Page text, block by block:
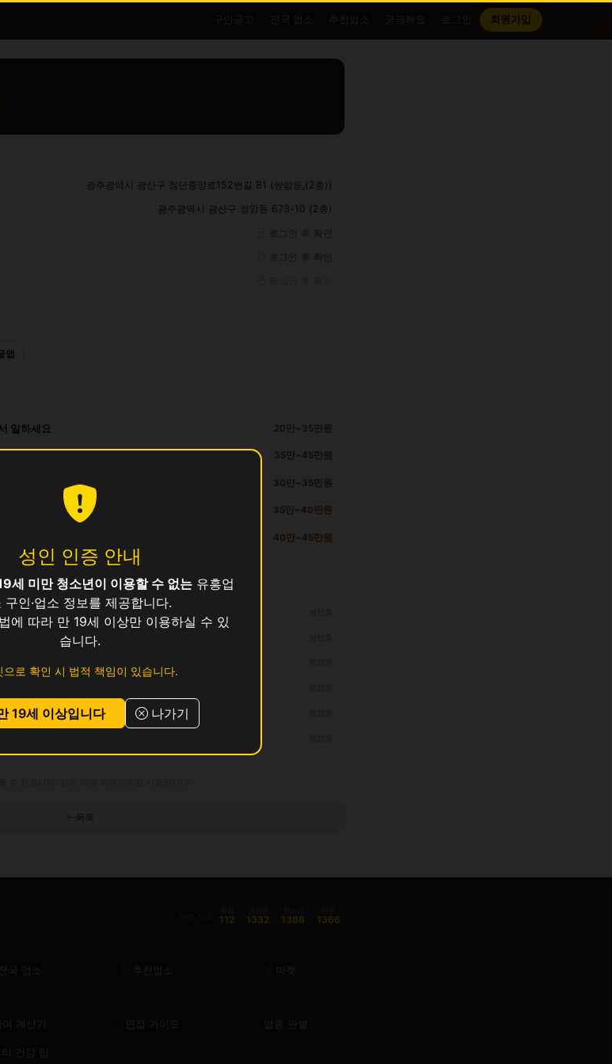
구인공고 전국 업소 추천업소 궁금해요 회원가입
성인 인증 안내
세 미만 청소년이 이용할 수 없는 유흥업
구인·업소 정보를 제공합니다.
에 따라 만 19세 이상만 이용하실 수 있
습니다.
으로 확인 시 법적 책임이 있습니다.
19세 이상입니다 나가기
광주광역시 광산구 첨단중앙로152번길 81 (쌍암동,(2층))
광주광역시 광산구 쌍암동 673-10 (2층)
로그인 후 확인
로그인 후 확인
맵
일하세요 20만~35만원
곳에서 일하세요 35만~45만원
공, 지방 출신 환영 30만~35만원
원 모집 35만~40만원
· 높은 팁 40만~45만원
112 1332 1388 1366
전국 업소 추천업소 마켓
여 계산기 면접 가이드 업종 판별
티·건강 팁